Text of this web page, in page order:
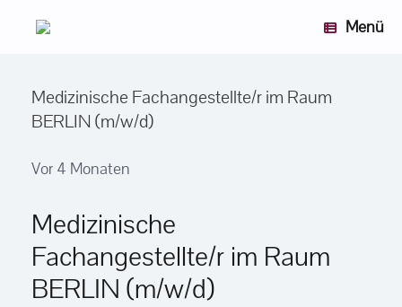
Menü
Medizinische Fachangestellte/r im Raum
BERLIN (m/w/d)
Vor 4 Monaten
Medizinische
Fachangestellte/r im Raum
BERLIN (m/w/d)